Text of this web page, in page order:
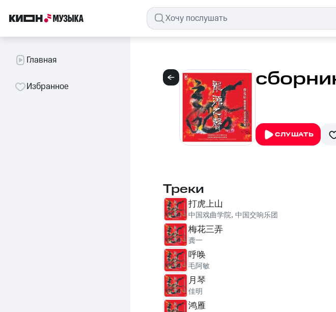
Главная
Избранное
СЛУШАТЬ
Треки
打虎上山
中国戏曲学院, 中国交响乐团
梅花三弄
龚一
呼唤
毛阿敏
月琴
佳明
鸿雁